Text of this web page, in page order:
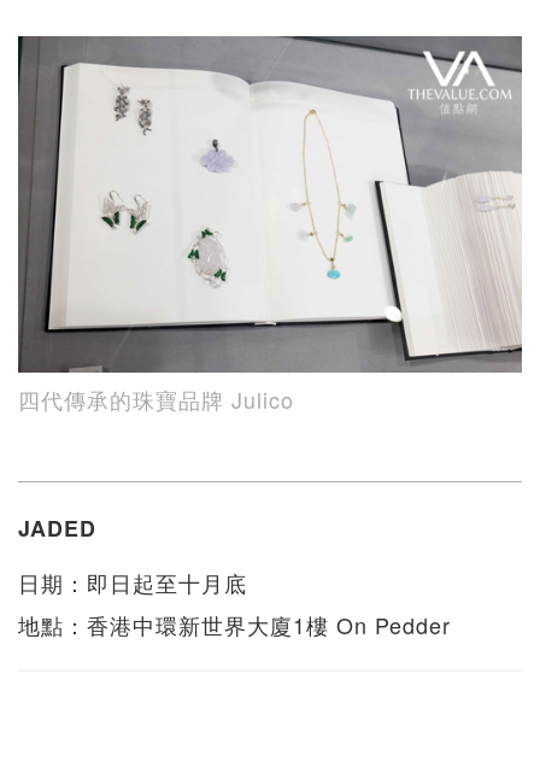
四代傳承的珠寶品牌 Julico
JADED
日期：即日起至十月底
地點：香港中環新世界大廈1樓 On Pedder